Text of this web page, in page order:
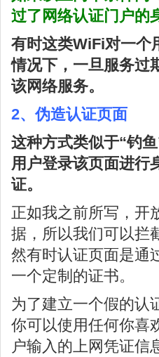
过了网络认证门户的
有时这类WiFi对一个
情况下，一旦服务过
该网络服务。
2、伪造认证页面
这种方式类似于“钓
用户登录该页面进行
证。
正如我之前所写，开
据，所以我们可以拦
然有时认证页面是通
一个定制的证书。
为了建立一个假的认
你可以使用任何你喜
户输入的上网凭证信